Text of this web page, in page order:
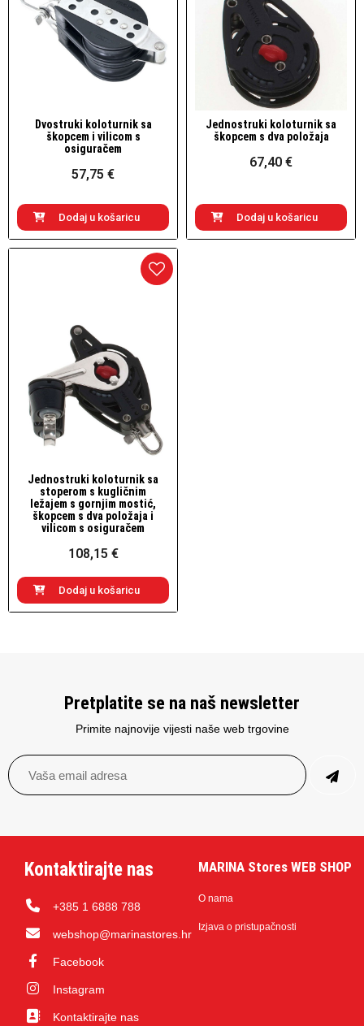
Brzi pogled
Dvostruki koloturnik sa
škopcem i vilicom s
osiguračem
57,75 €
Dodaj u košaricu
Brzi pogled
Jednostruki koloturnik sa
škopcem s dva položaja
67,40 €
Dodaj u košaricu
Brzi pogled
Jednostruki koloturnik sa
stoperom s kugličnim
ležajem s gornjim mostić,
škopcem s dva položaja i
vilicom s osiguračem
108,15 €
Dodaj u košaricu
Pretplatite se na naš newsletter
Primite najnovije vijesti naše web trgovine
Kontaktirajte nas
+385 1 6888 788
webshop@marinastores.hr
Facebook
Instagram
Kontaktirajte nas
MARINA Stores WEB SHOP
O nama
Izjava o pristupačnosti